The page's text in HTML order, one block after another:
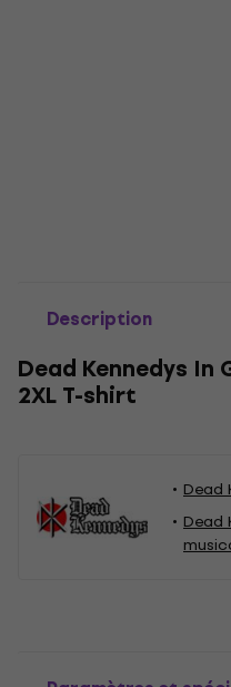
Description
Dead Kennedys In
2XL T-shirt
Dead
Dead